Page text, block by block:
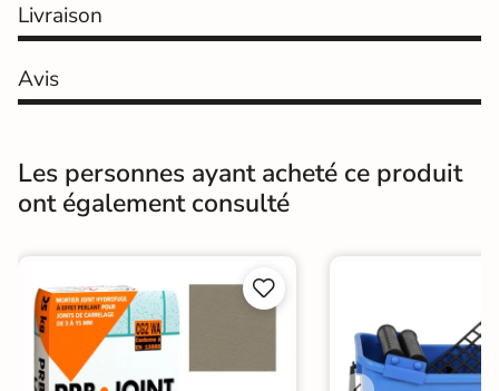
Coefficient
antidérapant
Coefficient
antidérapant
C
Résistance à
l'usure
GR5 - Ultra-résistant
Bords rectifié
Finition
Livraison
Avis
Les personnes ayant acheté ce produit
ont également consulté

